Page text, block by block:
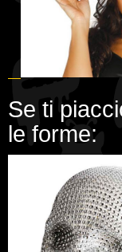
Se ti
le forme: